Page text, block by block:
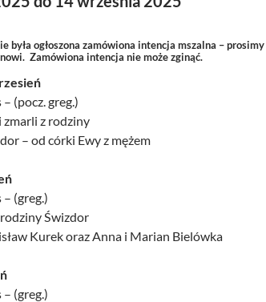
była ogłoszona zamówiona intencja mszalna – prosimy
Zamówiona intencja nie może zginąć.
(pocz. greg.)
zmarli z rodziny
– od córki Ewy z mężem
– (greg.)
rodziny Świzdor
Kurek oraz Anna i Marian Bielówka
– (greg.)